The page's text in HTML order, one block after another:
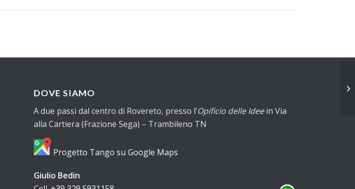
DOVE SIAMO
A due passi dal centro di Rovereto, presso l’Opificio delle Ideein Via
alla Cartiera (Frazione Sega) – Trambileno TN
Progetto Tango su Google Maps
Giulio Bedin